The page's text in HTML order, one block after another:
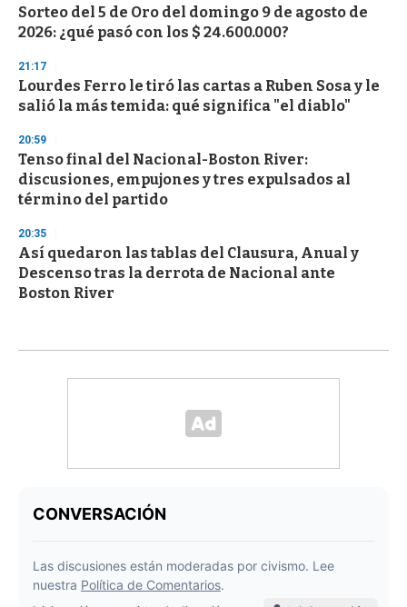
Sorteo del 5 de Oro del domingo 9 de agosto de
2026: ¿qué pasó con los $ 24.600.000?
21:17
Lourdes Ferro le tiró las cartas a Ruben Sosa y le
salió la más temida: qué significa "el diablo"
20:59
Tenso final del Nacional-Boston River:
discusiones, empujones y tres expulsados al
término del partido
20:35
Así quedaron las tablas del Clausura, Anual y
Descenso tras la derrota de Nacional ante
Boston River